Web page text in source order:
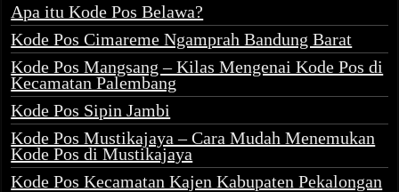
Apa itu Kode Pos Belawa?
Kode Pos Cimareme Ngamprah Bandung Barat
Kode Pos Mangsang – Kilas Mengenai Kode Pos di
Kecamatan Palembang
Kode Pos Sipin Jambi
Kode Pos Mustikajaya – Cara Mudah Menemukan
Kode Pos di Mustikajaya
Kode Pos Kecamatan Kajen Kabupaten Pekalongan